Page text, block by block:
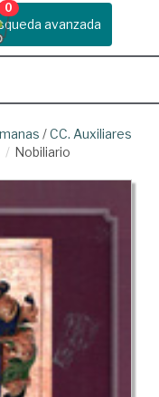
avanzada
0
/CC. Auxiliares
Nobiliario